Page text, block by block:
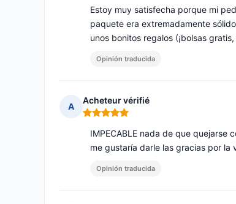
Estoy muy satisfecha porque mi
paquete era extremadamente
unos bonitos regalos (¡bolsas
Opinión traducida
A
Acheteur vérifié
Nota: 5 de 5
IMPECABLE nada de que
me gustaría darle las gracias por
Opinión traducida